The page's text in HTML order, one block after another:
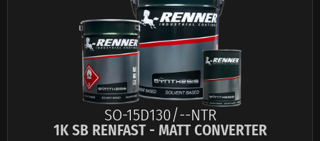
SO-15D130/--NTR
1K SB RENFAST - MATT CONVERTER